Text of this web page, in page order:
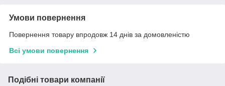
Умови повернення
Повернення товару впродовж 14 днів за домовленістю
Всі умови повернення
Подібні товари компанії